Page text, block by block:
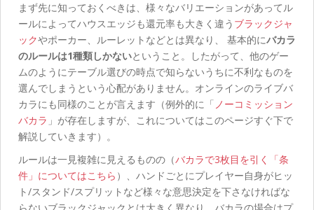
まず先に知っておくべきは、様々なバリエーションがあってル
ールによってハウスエッジも還元率も大きく違う ブラックジャ
ックやポーカー、ルーレットなどとは異なり、 基本的にバカラ
のルールは1種類しかないということ。したがって、他のゲー
ムのようにテーブル選びの時点で知らないうちに不利なものを
選んでしまうという心配がありません。オンラインのライブバ
カラにも同様のことが言えます（例外的に「 ノーコミッション
バカラ 」が存在しますが、これについてはこのページすぐ下で
解説していきます）。
ルールは一見複雑に見えるものの（バカラで3枚目を引く「条
件」についてはこちら ）、ハンドごとにプレイヤー自身がヒッ
ト/スタンド/スプリットなど様々な意思決定を下さなければな